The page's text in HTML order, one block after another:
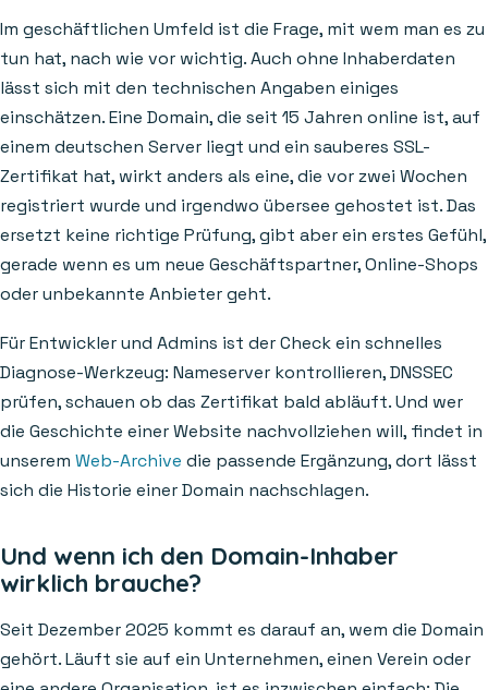
Im geschäftlichen Umfeld ist die Frage, mit wem man es zu
tun hat, nach wie vor wichtig. Auch ohne Inhaberdaten
lässt sich mit den technischen Angaben einiges
einschätzen. Eine Domain, die seit 15 Jahren online ist, auf
einem deutschen Server liegt und ein sauberes SSL-
Zertifikat hat, wirkt anders als eine, die vor zwei Wochen
registriert wurde und irgendwo übersee gehostet ist. Das
ersetzt keine richtige Prüfung, gibt aber ein erstes Gefühl,
gerade wenn es um neue Geschäftspartner, Online-Shops
oder unbekannte Anbieter geht.
Für Entwickler und Admins ist der Check ein schnelles
Diagnose-Werkzeug: Nameserver kontrollieren, DNSSEC
prüfen, schauen ob das Zertifikat bald abläuft. Und wer
die Geschichte einer Website nachvollziehen will, findet in
unserem Web-Archive die passende Ergänzung, dort lässt
sich die Historie einer Domain nachschlagen.
Und wenn ich den Domain-Inhaber
wirklich brauche?
Seit Dezember 2025 kommt es darauf an, wem die Domain
gehört. Läuft sie auf ein Unternehmen, einen Verein oder